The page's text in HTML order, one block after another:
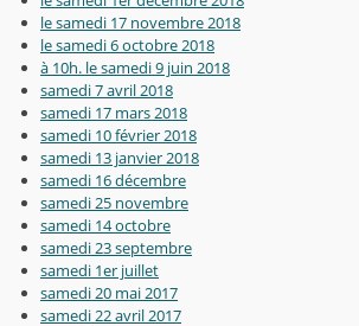
le samedi 17 novembre 2018
le samedi 6 octobre 2018
à 10h. le samedi 9 juin 2018
samedi 7 avril 2018
samedi 17 mars 2018
samedi 10 février 2018
samedi 13 janvier 2018
samedi 16 décembre
samedi 25 novembre
samedi 14 octobre
samedi 23 septembre
samedi 1er juillet
samedi 20 mai 2017
samedi 22 avril 2017